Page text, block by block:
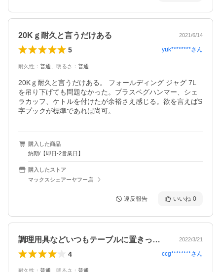
20Kｇ耐久と言うだけある 2021/6/14
5 yuk********さん
耐久性 ： 普通 明るさ ： 普通
20Kｇ耐久と言うだけある。 フォールディング ジャグ 7L
を吊り下げても問題なかった。プラスペグハンマー、シェ
ラカッフ、ケトルを付けたが余裕さえ感じる。欲を言えばS
字プックが標準であれば尚可。
購入した商品
納期/【即日-2営業日】
購入したストア
マックスシェアーヤフー店
違反報告 いいね 0
調理用具などいつもテーブルに置きっぱ中… 2022/3/21
4 ccg********さん
耐久性 ： 普通 明るさ ： 普通